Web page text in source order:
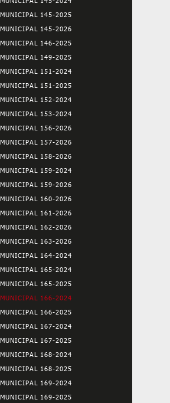
145-2025
145-2026
146-2025
149-2025
151-2024
151-2025
152-2024
153-2024
156-2026
157-2026
158-2026
159-2024
159-2026
160-2026
161-2026
162-2026
163-2026
164-2024
165-2024
165-2025
166-2024
166-2025
167-2024
167-2025
168-2024
168-2025
169-2024
169-2025